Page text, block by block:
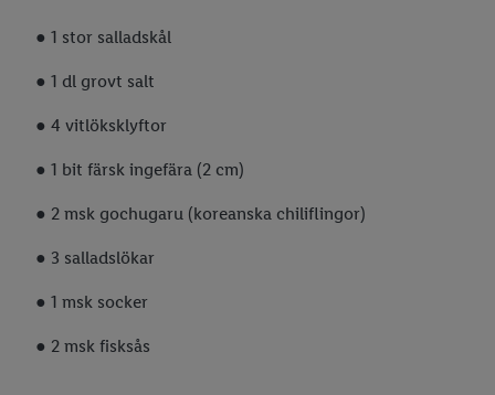
● 1 stor salladskål
● 1 dl grovt salt
● 4 vitlöksklyftor
● 1 bit färsk ingefära (2 cm)
● 2 msk gochugaru (koreanska chiliflingor)
● 3 salladslökar
● 1 msk socker
● 2 msk fisksås